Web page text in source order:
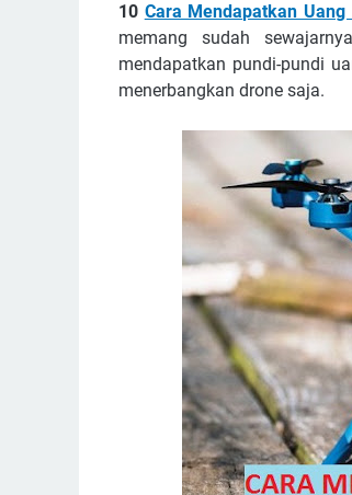
10 Cara Mendapatkan Uang
memang sudah
mendapatkan pundi-pundi
menerbangkan drone saja.